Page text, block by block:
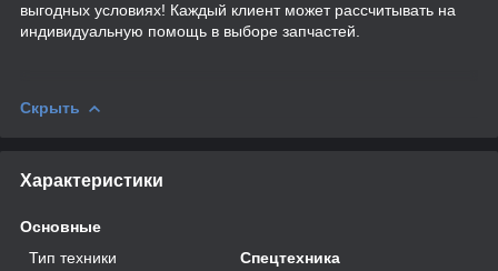
выгодных условиях! Каждый клиент может рассчитывать на
индивидуальную помощь в выборе запчастей.
Скрыть
Характеристики
Основные
Тип техники
Спецтехника